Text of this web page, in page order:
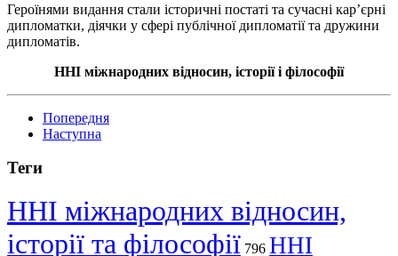
Героїнями видання стали історичні постаті та сучасні карʼєрні
дипломатки, діячки у сфері публічної дипломатії та дружини
дипломатів.
ННІ міжнародних відносин, історіїі філософії
Попередня
Наступна
Теги
ННІ міжнародних відносин,
історії та філософії 796 ННІ